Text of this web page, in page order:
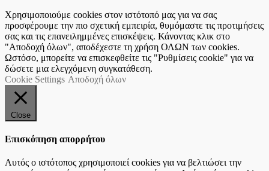
Χρησιμοποιούμε cookies στον ιστότοπό μας για να σας
προσφέρουμε την πιο σχετική εμπειρία, θυμόμαστε τις προτιμήσεις
σας και τις επανειλημμένες επισκέψεις. Κάνοντας κλικ στο
"Αποδοχή όλων", αποδέχεστε τη χρήση ΟΛΩΝ των cookies.
Ωστόσο, μπορείτε να επισκεφθείτε τις "Ρυθμίσεις cookie" για να
δώσετε μια ελεγχόμενη συγκατάθεση.
Cookie Settings Αποδοχή όλων
Close
Επισκόπηση απορρήτου
Αυτός ο ιστότοπος χρησιμοποιεί cookies για να βελτιώσει την